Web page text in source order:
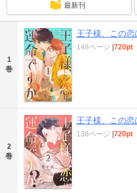
最新刊
1
巻
王子様、この
148ページ |720pt
2
巻
王子様、この
138ページ |720pt